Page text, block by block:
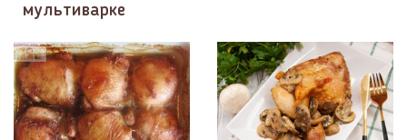
мультиварке